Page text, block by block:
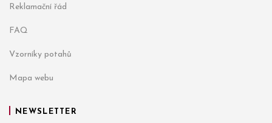
Reklamační řád
FAQ
Vzorníky potahů
Mapa webu
NEWSLETTER